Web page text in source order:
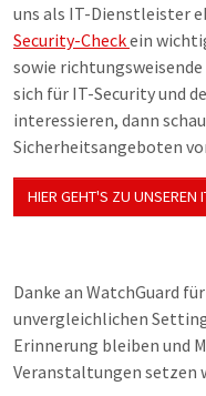
uns als IT-Dienstleister
Security-Checkein
sowie
sich für IT-Security und
interessieren, dann
Sicherheitsangeboten
HIER GEHT'S ZU UNSEREN
Danke an WatchGuard
unvergleichlichen
Erinnerung bleiben und
Veranstaltungen setzen